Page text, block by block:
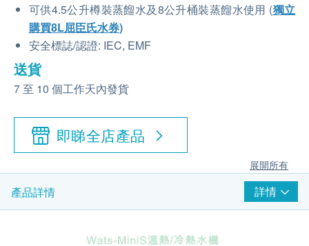
可供4.5公升樽裝蒸餾水及8公升桶裝蒸餾水使用 (獨立
購買8L屈臣氏水券)
安全標誌/認證: IEC, EMF
送貨
7 至 10 個工作天內發貨
即睇全店產品
展開所有
產品詳情 詳情